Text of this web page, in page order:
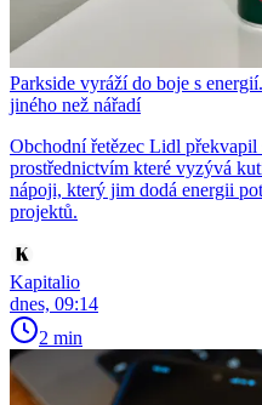
Parkside vyráží do boje s
jiného než nářadí
Obchodní řetězec Lidl
prostřednictvím které vyzývá
nápoji, který jim dodá energii
projektů.
Kapitalio
dnes, 09:14
2 min